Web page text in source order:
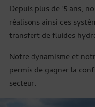
Depuis plus de 15 ans,
réalisons ainsi des
transfert de fluides
Notre dynamisme et
permis de gagner la
secteur.